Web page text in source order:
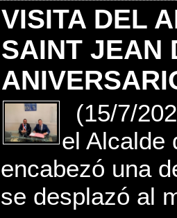
VISITA DEL
SAINT JEAN
(15/7/
el Alcalde
encabezó una
se desplazó al